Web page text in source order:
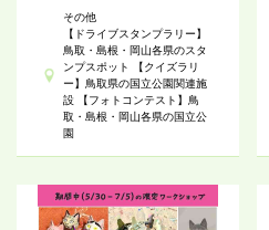
その他
【ドライブスタンプラリー】
鳥取・島根・岡山各県のスタ
ンプスポット 【クイズラリ
ー】鳥取県の国立公園関連施
設 【フォトコンテスト】鳥
取・島根・岡山各県の国立公
園